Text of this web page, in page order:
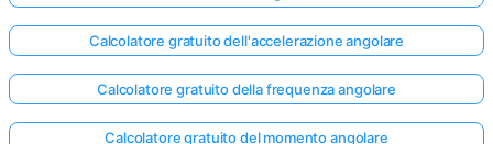
Calcolatore gratuito dell'accelerazione angolare
Calcolatore gratuito della frequenza angolare
Calcolatore gratuito del momento angolare